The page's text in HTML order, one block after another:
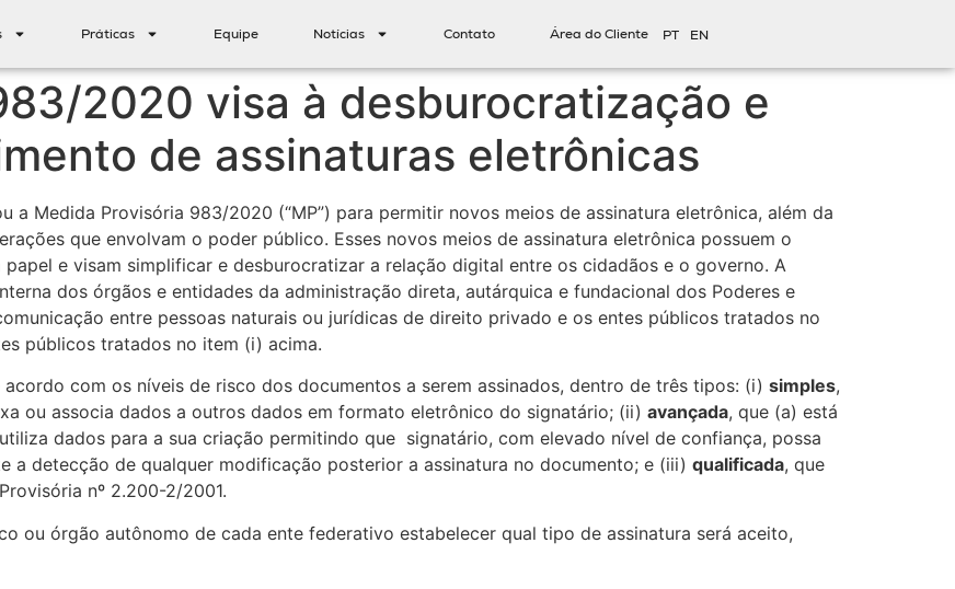
Práticas Equipe Notícias Contato Área do Cliente PT EN
2020 visa à desburocratização e
de assinaturas eletrônicas
a Medida Provisória 983/2020 (“MP”) para permitir novos meios de assinatura eletrônica, além da
que envolvam o poder público. Esses novos meios de assinatura eletrônica possuem o
e visam simplificar e desburocratizar a relação digital entre os cidadãos e o governo. A
dos órgãos e entidades da administração direta, autárquica e fundacional dos Poderes e
entre pessoas naturais ou jurídicas de direito privado e os entes públicos tratados no
públicos tratados no item (i) acima.
com os níveis de risco dos documentos a serem assinados, dentro de três tipos: (i) simples,
ou associa dados a outros dados em formato eletrônico do signatário; (ii) avançada, que (a) está
dados para a sua criação permitindo que signatário, com elevado nível de confiança, possa
a detecção de qualquer modificação posterior a assinatura no documento; e (iii) qualificada, que
nº 2.200-2/2001.
ou órgão autônomo de cada ente federativo estabelecer qual tipo de assinatura será aceito,